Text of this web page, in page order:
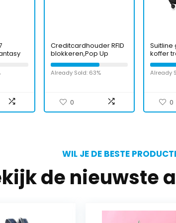
Creditcardhouder RFID
blokkeren,Pop Up
Metalen Kaarthouder
Minimalistische Mens
Kaarthouder Slanke
Zwart, Minimalistisch
Already Sold: 63%
0
koffer
check-
76 cm,
ABS
Already
0
WIL JE DE BESTE
de nieuwste